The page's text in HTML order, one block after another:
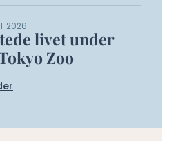
2026
livet under
Zoo